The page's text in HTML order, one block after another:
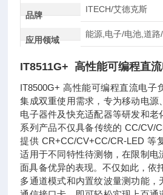
品牌
ITECH/艾德克斯
应用领域
能源,电子/电池,道
IT8511G+ 高性能可编程直
IT8500G+ 高性能可编程直流电子
集成双重使用需求，专为移动电源
电子器件及快充适配器等研发和老
系列产品不仅具备传统的 CC/CV/
提供 CR+CC/CV+CC/CR-LED 等
适用于不同特性待测物，在限制电
面具备优异的表现。不仅如此，依
多通道模式和内置纹波量测功能，